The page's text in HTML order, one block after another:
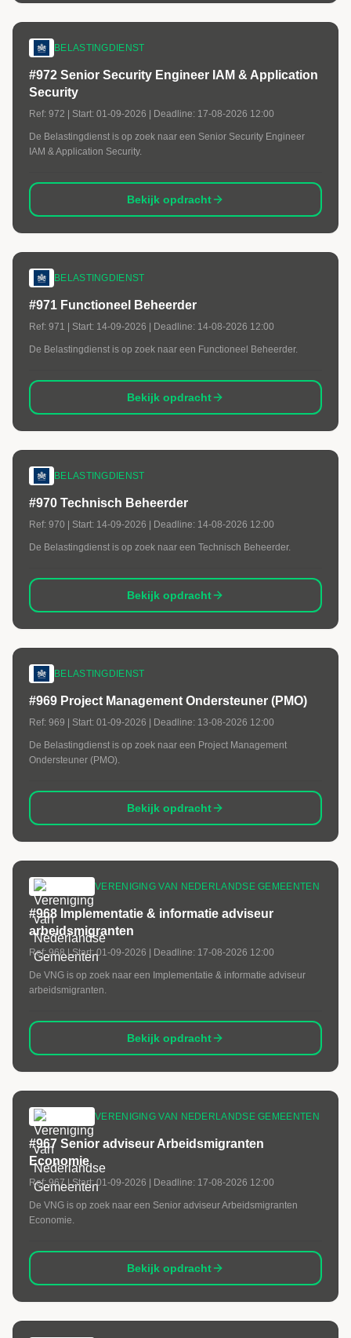
BELASTINGDIENST
#972 Senior Security Engineer IAM & Application
Security
Ref: 972 | Start: 01-09-2026 | Deadline: 17-08-2026 12:00
De Belastingdienst is op zoek naar een Senior Security Engineer
IAM & Application Security.
Bekijk opdracht
BELASTINGDIENST
#971 Functioneel Beheerder
Ref: 971 | Start: 14-09-2026 | Deadline: 14-08-2026 12:00
De Belastingdienst is op zoek naar een Functioneel Beheerder.
Bekijk opdracht
BELASTINGDIENST
#970 Technisch Beheerder
Ref: 970 | Start: 14-09-2026 | Deadline: 14-08-2026 12:00
De Belastingdienst is op zoek naar een Technisch Beheerder.
Bekijk opdracht
BELASTINGDIENST
#969 Project Management Ondersteuner (PMO)
Ref: 969 | Start: 01-09-2026 | Deadline: 13-08-2026 12:00
De Belastingdienst is op zoek naar een Project Management
Ondersteuner (PMO).
Bekijk opdracht
VERENIGING VAN NEDERLANDSE GEMEENTEN
#968 Implementatie & informatie adviseur
arbeidsmigranten
Ref:968| Start:01-09-2026 | Deadline: 17-08-2026 12:00
De VNG is op zoek naar een Implementatie & informatie adviseur
arbeidsmigranten.
Bekijk opdracht
VERENIGING VAN NEDERLANDSE GEMEENTEN
#967 Senior adviseur Arbeidsmigranten
Economie
Ref:967| Start:01-09-2026 | Deadline: 17-08-2026 12:00
De VNG is op zoek naar een Senior adviseur Arbeidsmigranten
Economie.
Bekijk opdracht